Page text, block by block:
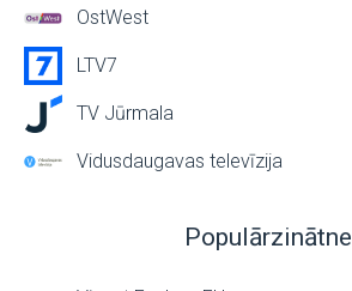
OstWest
LTV7
TV Jūrmala
Vidusdaugavas televīzija
Populārzinātne